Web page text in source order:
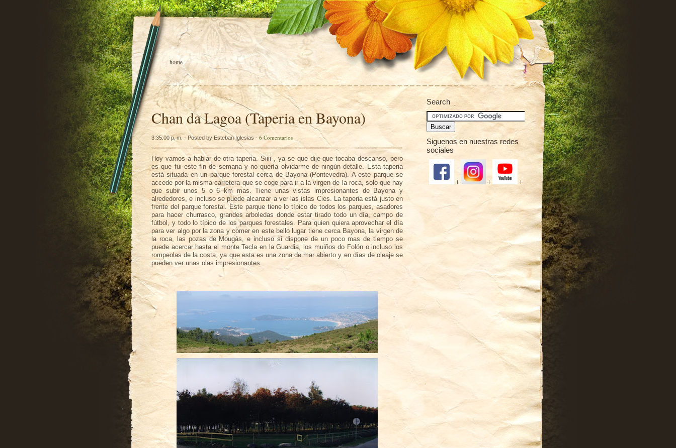
home
Chan da Lagoa (Taperia en Bayona)
3:35:00 p. m. - Posted by Esteban Iglesias - 6 Comentarios
Hoy vamos a hablar de otrataperia.Siiii, ya se que dije que tocaba descanso, pero
es que fui este fin de semana y noqueríaolvidarme de ningún detalle. Estataperia
está situada en un parque forestal cerca de Bayona(Pontevedra). A este parque se
accede por la misma carretera que se coge para ir a la virgen de la roca, solo que hay
que subir unos 5 o 6 km mas. Tiene unas vistas impresionantes de Bayonay
alrededores, e incluso se puede alcanzar a ver las islas Cies. Lataperiaestá justo en
frente del parque forestal. Este parque tiene lotípico de todos los parques, asadores
para hacer churrasco, grandes arboledas donde estar tirado todo undía, campo de
fútbol , y todo lotípico de los parques forestales. Para quien quiera aprovechar eldía
para ver algo por la zona y comer en este bello lugar tiene cerca Bayona, la virgen de
la roca, las pozas de Mougás, e incluso si dispone de un poco mas de tiempo se
puede acercar hasta el monte Tecla en la Guardia, los muiños do Folón o incluso los
rompeolas de la costa, ya que esta es una zona de mar abierto y en días de oleaje se
pueden ver unas olas impresionantes.
Search
Siguenos en nuestras redes
sociales